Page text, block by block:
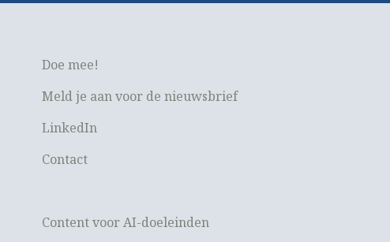
Doe mee!
Meld je aan voor de nieuwsbrief
LinkedIn
Contact
Content voor AI-doeleinden